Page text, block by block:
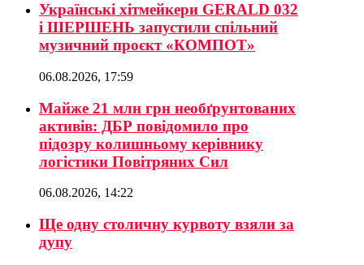
Українські хітмейкери GERALD 032
і ШЕРШЕНЬ запустили спільний
музичний проєкт «КОМПОТ»
06.08.2026, 17:59
Майже 21 млн грн необґрунтованих
активів: ДБР повідомило про
підозру колишньому керівнику
логістики Повітряних Сил
06.08.2026, 14:22
Ще одну столичну курвоту взяли за
дупу